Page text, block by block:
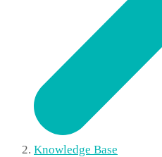
Knowledge Base